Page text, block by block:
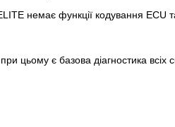
немає функції кодування ECU
є базова діагностика всіх